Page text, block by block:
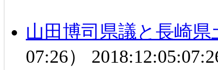
山田博司県議と長崎
07:26）